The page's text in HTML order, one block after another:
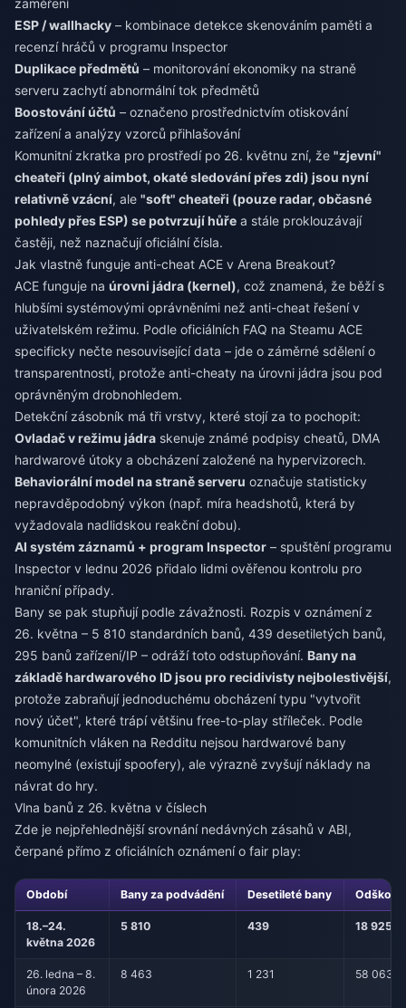
zaměření
ESP / wallhacky – kombinace detekce skenováním paměti a
recenzí hráčů v programu Inspector
Duplikace předmětů – monitorování ekonomiky na straně
serveru zachytí abnormální tok předmětů
Boostování účtů – označeno prostřednictvím otiskování
zařízení a analýzy vzorců přihlašování
Komunitní zkratka pro prostředí po 26. květnu zní, že "zjevní"
cheateři (plný aimbot, okaté sledování přes zdi) jsou nyní
relativně vzácní, ale "soft" cheateři (pouze radar, občasné
pohledy přes ESP) se potvrzují hůře a stále proklouzávají
častěji, než naznačují oficiální čísla.
Jak vlastně funguje anti-cheat ACE v Arena Breakout?
ACE funguje na úrovni jádra (kernel), což znamená, že běží s
hlubšími systémovými oprávněními než anti-cheat řešení v
uživatelském režimu. Podle oficiálních FAQ na Steamu ACE
specificky nečte nesouvisející data – jde o záměrné sdělení o
transparentnosti, protože anti-cheaty na úrovni jádra jsou pod
oprávněným drobnohledem.
Detekční zásobník má tři vrstvy, které stojí za to pochopit:
Ovladač v režimu jádra skenuje známé podpisy cheatů, DMA
hardwarové útoky a obcházení založené na hypervizorech.
Behaviorální model na straně serveru označuje statisticky
nepravděpodobný výkon (např. míra headshotů, která by
vyžadovala nadlidskou reakční dobu).
AI systém záznamů + program Inspector – spuštění programu
Inspector v lednu 2026 přidalo lidmi ověřenou kontrolu pro
hraniční případy.
Bany se pak stupňují podle závažnosti. Rozpis v oznámení z
26. května – 5 810 standardních banů, 439 desetiletých banů,
295 banů zařízení/IP – odráží toto odstupňování. Bany na
základě hardwarového ID jsou pro recidivisty nejbolestivější,
protože zabraňují jednoduchému obcházení typu "vytvořit
nový účet", které trápí většinu free-to-play stříleček. Podle
komunitních vláken na Redditu nejsou hardwarové bany
neomylné (existují spoofery), ale výrazně zvyšují náklady na
návrat do hry.
Vlna banů z 26. května v číslech
Zde je nejpřehlednější srovnání nedávných zásahů v ABI,
čerpané přímo z oficiálních oznámení o fair play:
Období Bany za podvádění Desetileté bany
18.–24.
května 2026
5 810 439 18 925
26. ledna – 8.
února 2026
8 463 1 231 58 063